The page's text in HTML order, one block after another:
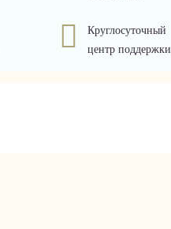
Круглосуточный
центр поддержки